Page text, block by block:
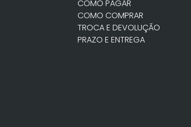
COMO PAGAR
COMO COMPRAR
TROCA E DEVOLUÇÃO
PRAZO E ENTREGA